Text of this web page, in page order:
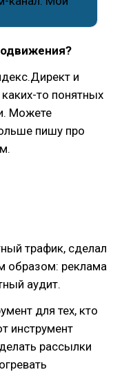
и
то понятных
Можете
пишу про
трафик, сделал
образом: реклама
аудит.
для тех, кто
инструмент
рассылки